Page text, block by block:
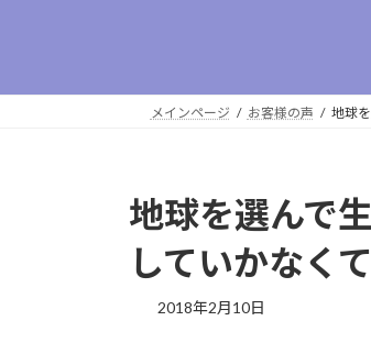
メインページ お客様の声 地球
地球を選んで
していかなく
2018年2月10日